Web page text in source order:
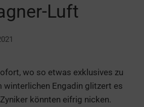
Luft
wo so etwas exklusives zu
winterlichen Engadin glitzert es
könnten eifrig nicken.